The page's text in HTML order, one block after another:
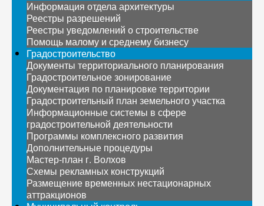
Информация отдела архитектуры
Реестры разрешений
Реестры уведомлений о строительстве
Помощь малому и среднему бизнесу
Градостроительство
Документы территориального планирования
Градостроительное зонирование
Документация по планировке территории
Градостроительный план земельного участка
Информационные системы в сфере
градостроительной деятельности
Программы комплексного развития
Дополнительные процедуры
Мастер-план г. Волхов
Схемы рекламных конструкций
Размещение временных нестационарных
аттракционов